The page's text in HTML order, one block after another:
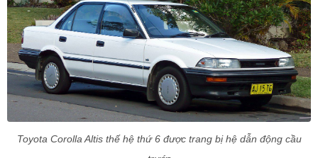
Toyota Corolla Altis thế hệ thứ 6 được trang bị hệ dẫn động cầu